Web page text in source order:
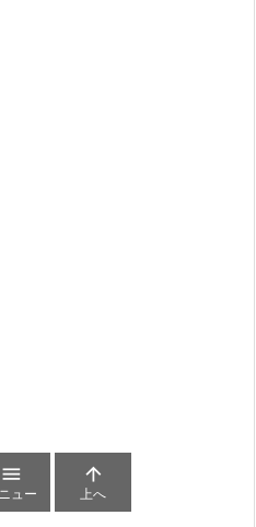

ュー

上へ